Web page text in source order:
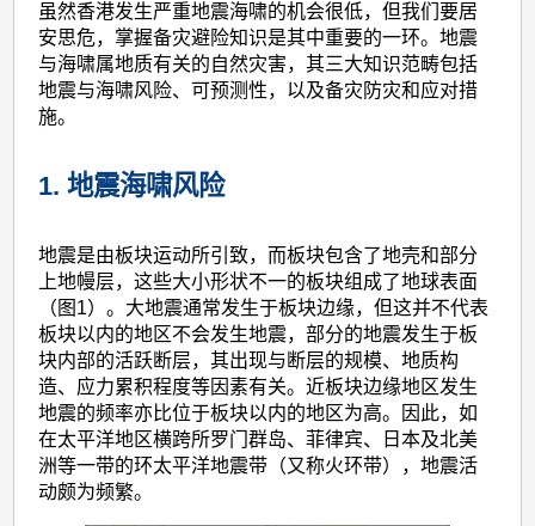
虽然香港发生严重地震海啸的机会很低，但我们要居
安思危，掌握备灾避险知识是其中重要的一环。地震
与海啸属地质有关的自然灾害，其三大知识范畴包括
地震与海啸风险、可预测性，以及备灾防灾和应对措
施。
1. 地震海啸风险
地震是由板块运动所引致，而板块包含了地壳和部分
上地幔层，这些大小形状不一的板块组成了地球表面
（图1）。大地震通常发生于板块边缘，但这并不代表
板块以内的地区不会发生地震，部分的地震发生于板
块内部的活跃断层，其出现与断层的规模、地质构
造、应力累积程度等因素有关。近板块边缘地区发生
地震的频率亦比位于板块以内的地区为高。因此，如
在太平洋地区横跨所罗门群岛、菲律宾、日本及北美
洲等一带的环太平洋地震带（又称火环带），地震活
动颇为频繁。